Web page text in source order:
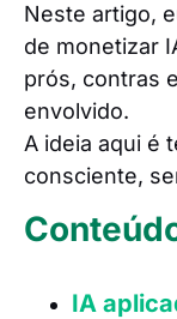
Neste artigo,
de monetizar
prós, contras
envolvido.
A ideia aqui é
consciente,
IA